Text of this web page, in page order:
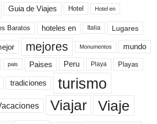
Guia de Viajes Hotel Hotel en
Baratos hoteles en Italia Lugares
mejores Monumentos mundo
pais Paises Peru Playa Playas
tradiciones turismo
Viajar Viaje